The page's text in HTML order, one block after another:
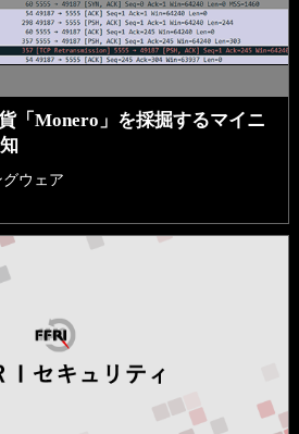
「Monero」を採掘するマイニ
ウェア